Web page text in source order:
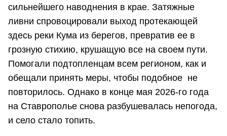
сильнейшего наводнения в крае. Затяжные
ливни спровоцировали выход протекающей
здесь реки Кума из берегов, превратив ее в
грозную стихию, крушащую все на своем пути.
Помогали подтопленцам всем регионом, как и
обещали принять меры, чтобы подобное не
повторилось. Однако в конце мая 2026-го года
на Ставрополье снова разбушевалась непогода,
и село стало топить.